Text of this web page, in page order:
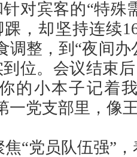
对宾客的“特殊
，却坚持连续
调整，到“夜间
位。会议结束
的小本子记着
一党支部里，像
焦“党员队伍强”